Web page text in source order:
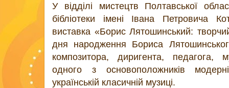
У відділі мистецтв Полтавської
бібліотеки імені Івана Петровича
виставка «Борис Лятошинський:
дня народження Бориса
композитора, диригента, педагога,
одного з основоположників
українській класичній музиці.